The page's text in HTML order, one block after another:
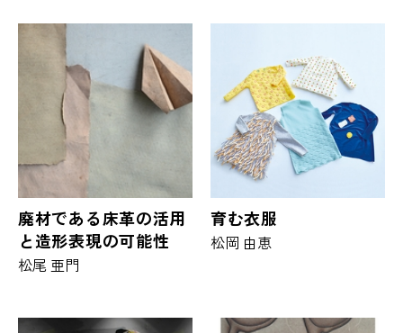
廃材である床革の活用
と造形表現の可能性
松尾 亜門
育む衣服
松岡 由恵